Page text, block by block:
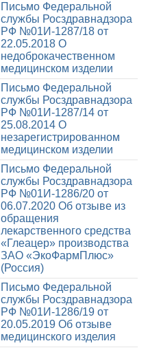
Письмо Федеральной
службы Росздравнадзора
РФ №01И-1287/18 от
22.05.2018 О
недоброкачественном
медицинском изделии
Письмо Федеральной
службы Росздравнадзора
РФ №01И-1287/14 от
25.08.2014 О
незарегистрированном
медицинском изделии
Письмо Федеральной
службы Росздравнадзора
РФ №01И-1286/20 от
06.07.2020 Об отзыве из
обращения
лекарственного средства
«Глеацер» производства
ЗАО «ЭкоФармПлюс»
(Россия)
Письмо Федеральной
службы Росздравнадзора
РФ №01И-1286/19 от
20.05.2019 Об отзыве
медицинского изделия